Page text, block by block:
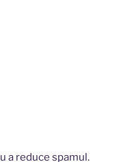
a reduce spamul.